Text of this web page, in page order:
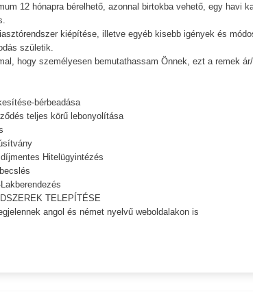
12 hónapra bérelhető, azonnal birtokba vehető, egy havi
kiépítése, illetve egyéb kisebb igények és
születik.
hogy személyesen bemutathassam Önnek, ezt a remek
bérbeadása
teljes körű lebonyolítása
Hitelügyintézés
TELEPÍTÉSE
angol és német nyelvű weboldalakon is